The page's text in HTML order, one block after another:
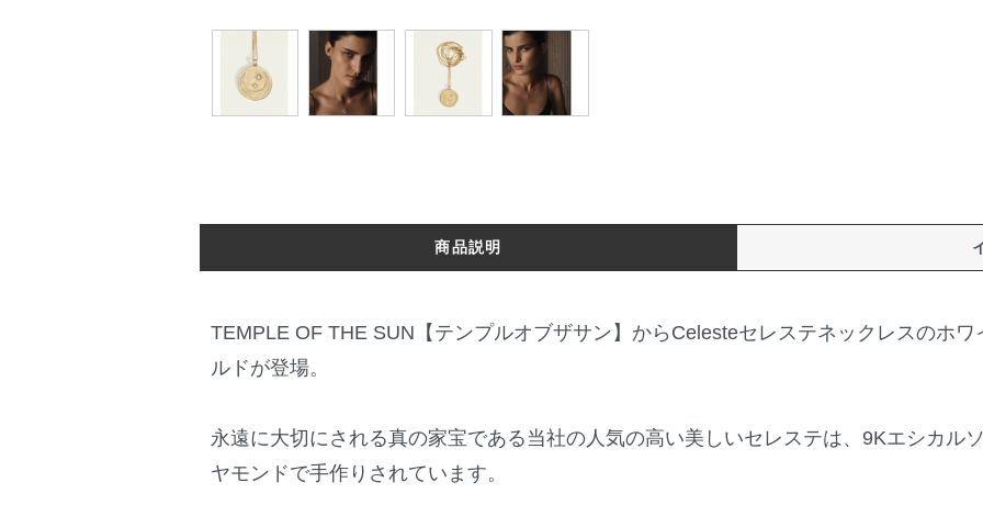
商品説明
TEMPLE OF THE SUN【テンプルオブザサン】からCelesteセレステネックレスのホ
ルドが登場。
永遠に大切にされる真の家宝である当社の人気の高い美しいセレステは、9Kエシカル
ヤモンドで手作りされています。